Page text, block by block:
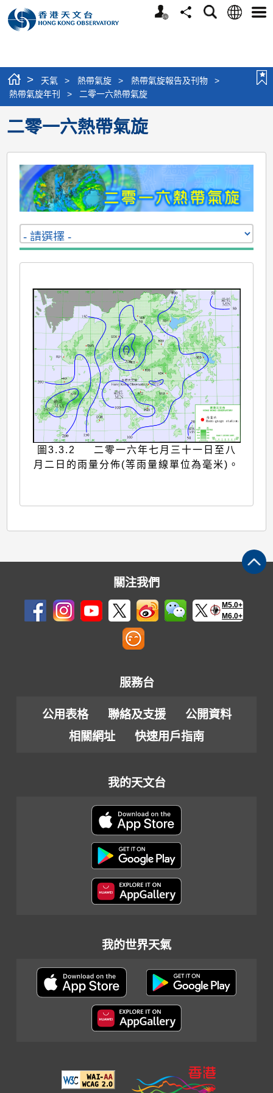
個
分
搜
語
選
> 天氣 > 熱帶氣旋 > 熱帶氣旋報告及刊物
>
熱帶氣旋年刊
> 二零一六熱帶氣旋
二零一六熱帶氣旋
圖3.3.2 二零一六年七月三十一日至八
月二日的雨量分佈(等雨量線單位為毫米)。
關注我們
M5.0+
M6.0+
服務台
公用表格 聯絡及支援
公開資料
相關網址
快速用戶指南
我的天文台
我的世界天氣